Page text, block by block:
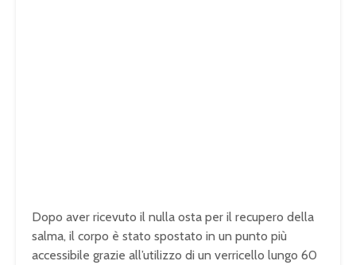
Dopo aver ricevuto il nulla osta per il recupero della
salma, il corpo è stato spostato in un punto più
accessibile grazie all’utilizzo di un verricello lungo 60